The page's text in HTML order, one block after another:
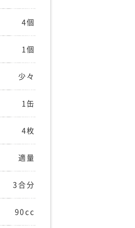
4個
1個
少々
1缶
4枚
適量
3合分
90cc